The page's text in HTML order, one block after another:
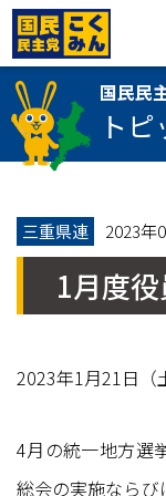
国民
国民民
ト
三重県連 2023年
1月度
2023年1月21日（
4月の統一地方選
総会の実施ならび